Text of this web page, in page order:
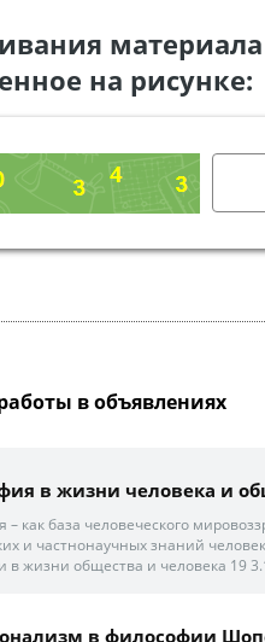
на рисунке:
в объявлениях
в жизни человека и
как база человеческого
и частнонаучных знаний
в жизни общества и человека 19
в философии